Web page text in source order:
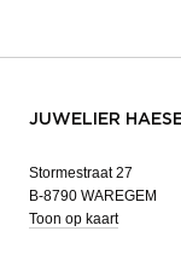
JUWELIER
Stormestraat 27
B-8790 WAREGEM
Toon op kaart